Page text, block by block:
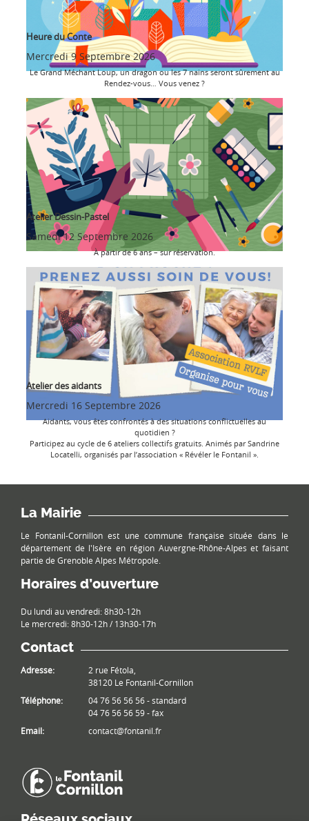
Heure du Conte
Mercredi 9 Septembre 2026
Le Grand Méchant Loup, un dragon ou les 7 nains seront sûrement au
Rendez-vous… Vous venez ?
Atelier Dessin-Pastel
Samedi 12 Septembre 2026
À partir de 6 ans – sur réservation.
Atelier des aidants
Mercredi 16 Septembre 2026
Aidants, vous êtes confrontés à des situations conflictuelles au
quotidien ?
Participez au cycle de 6 ateliers collectifs gratuits. Animés par Sandrine
Locatelli, organisés par l’association « Révéler le Fontanil ».
La Mairie
Le Fontanil-Cornillon est une commune française située dans le
département de l'Isère en région Auvergne-Rhône-Alpes et faisant
partie de Grenoble Alpes Métropole.
Horaires d’ouverture
Du lundi au vendredi: 8h30-12h
Le mercredi: 8h30-12h / 13h30-17h
Contact
Adresse:
2 rue Fétola,
38120 Le Fontanil-Cornillon
Téléphone:
04 76 56 56 56 - standard
04 76 56 56 59 - fax
Email:
contact@fontanil.fr